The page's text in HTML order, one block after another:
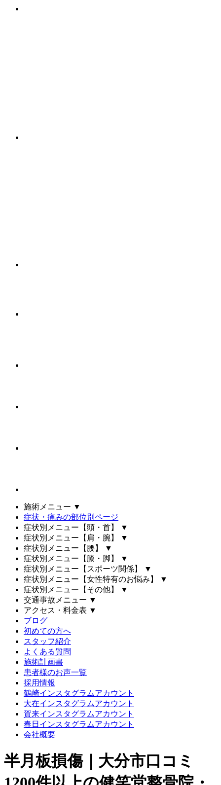
施術メニュー ▼
症状・痛みの部位別ページ
症状別メニュー【頭・首】
▼
症状別メニュー【肩・腕】
▼
症状別メニュー【腰】
▼
症状別メニュー【膝・脚】
▼
症状別メニュー【スポーツ関係】
▼
症状別メニュー【女性特有のお悩み】
▼
症状別メニュー【その他】
▼
交通事故メニュー ▼
アクセス・料金表 ▼
ブログ
初めての方へ
スタッフ紹介
よくある質問
施術計画書
患者様のお声一覧
採用情報
鶴崎インスタグラムアカウント
大在インスタグラムアカウント
賀来インスタグラムアカウント
春日インスタグラムアカウント
会社概要
半月板損傷｜大分市口コミ